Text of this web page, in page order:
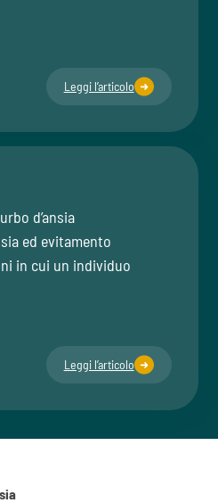
Leggi l’articolo
d’ansia
ed evitamento
in cui un individuo
Leggi l’articolo